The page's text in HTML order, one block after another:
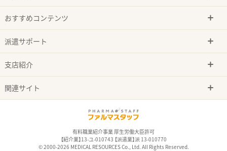
おすすめコンテンツ
派遣サポート
支店紹介
関連サイト
有料職業紹介事業 厚生労働大臣許可
【紹介業】13-ユ-010743 【派遣業】派 13-010770
© 2000-2026 MEDICAL RESOURCES Co., Ltd. All Rights Reserved.